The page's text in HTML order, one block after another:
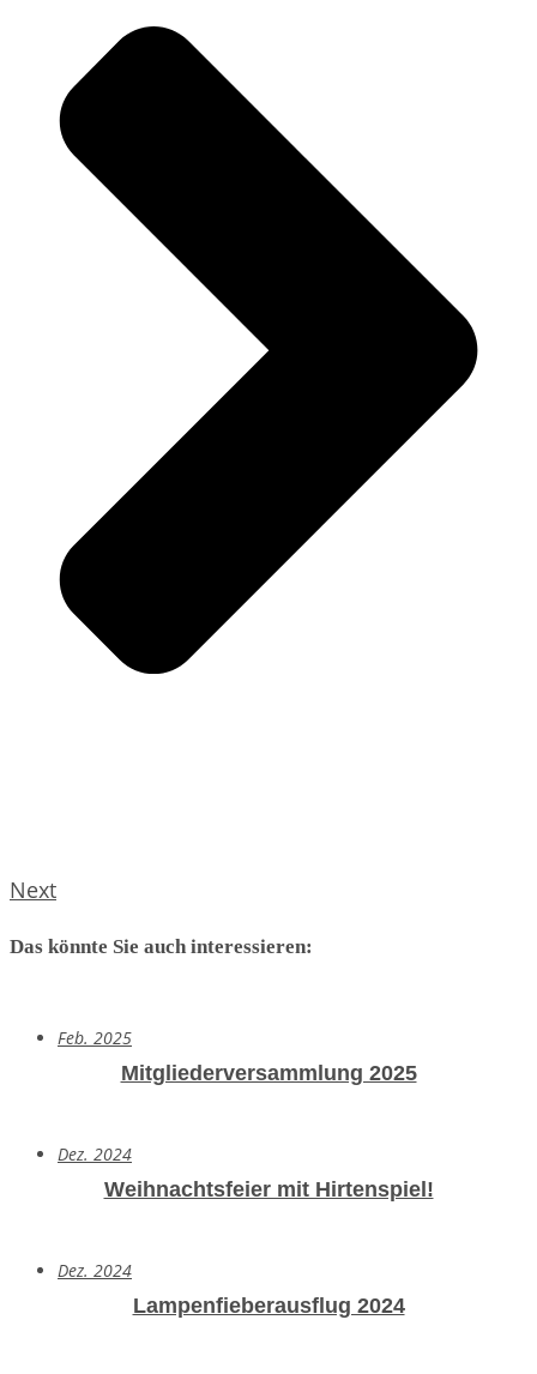
Next
Das könnte Sie auch interessieren:
Feb. 2025
Mitgliederversammlung 2025
Dez. 2024
Weihnachtsfeier mit Hirtenspiel!
Dez. 2024
Lampenfieberausflug 2024